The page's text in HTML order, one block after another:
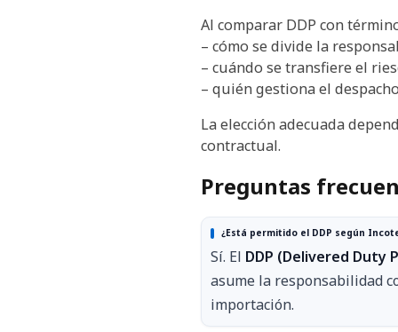
Al comparar DDP con
– cómo se divide la
– cuándo se transfiere el
– quién gestiona el
La elección adecuada
contractual.
Preguntas
¿Está permitido el DDP según
Sí. El DDP (Delivered Duty
asume la responsabilidad
importación.